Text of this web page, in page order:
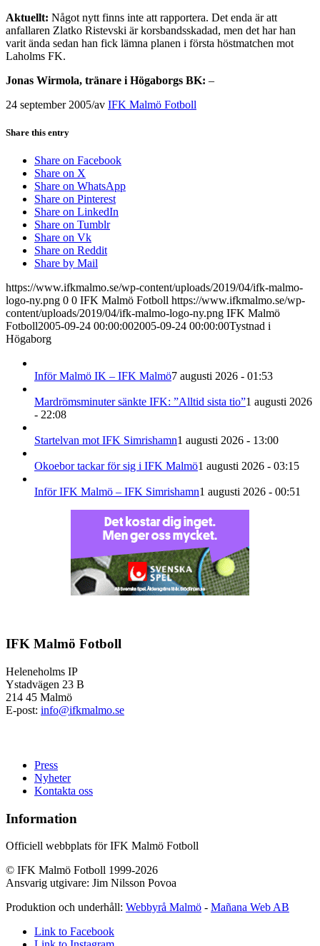
Aktuellt: Något nytt finns inte att rapportera. Det enda är att
anfallaren Zlatko Ristevski är korsbandsskadad, men det har han
varit ända sedan han fick lämna planen i första höstmatchen mot
Laholms FK.
Jonas Wirmola, tränare i Högaborgs BK: –
24 september 2005/av IFK Malmö Fotboll
Share this entry
Share on Facebook
Share on X
Share on WhatsApp
Share on Pinterest
Share on LinkedIn
Share on Tumblr
Share on Vk
Share on Reddit
Share by Mail
https://www.ifkmalmo.se/wp-content/uploads/2019/04/ifk-malmo-
logo-ny.png 0 0 IFK Malmö Fotboll https://www.ifkmalmo.se/wp-
content/uploads/2019/04/ifk-malmo-logo-ny.png IFK Malmö
Fotboll2005-09-24 00:00:002005-09-24 00:00:00Tystnad i
Högaborg
Inför Malmö IK – IFK Malmö7 augusti 2026 - 01:53
Mardrömsminuter sänkte IFK: ”Alltid sista tio”1 augusti 2026
- 22:08
Startelvan mot IFK Simrishamn1 augusti 2026 - 13:00
Okoebor tackar för sig i IFK Malmö1 augusti 2026 - 03:15
Inför IFK Malmö – IFK Simrishamn1 augusti 2026 - 00:51
IFK Malmö Fotboll
Heleneholms IP
Ystadvägen 23 B
214 45 Malmö
E-post: info@ifkmalmo.se
Press
Nyheter
Kontakta oss
Information
Officiell webbplats för IFK Malmö Fotboll
© IFK Malmö Fotboll 1999-2026
Ansvarig utgivare: Jim Nilsson Povoa
Produktion och underhåll: Webbyrå Malmö - Mañana Web AB
Link to Facebook